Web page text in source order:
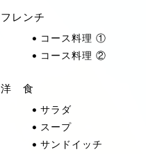
フレンチ
コース料理 ①
コース料理 ②
洋 食
サラダ
スープ
サンドイッチ